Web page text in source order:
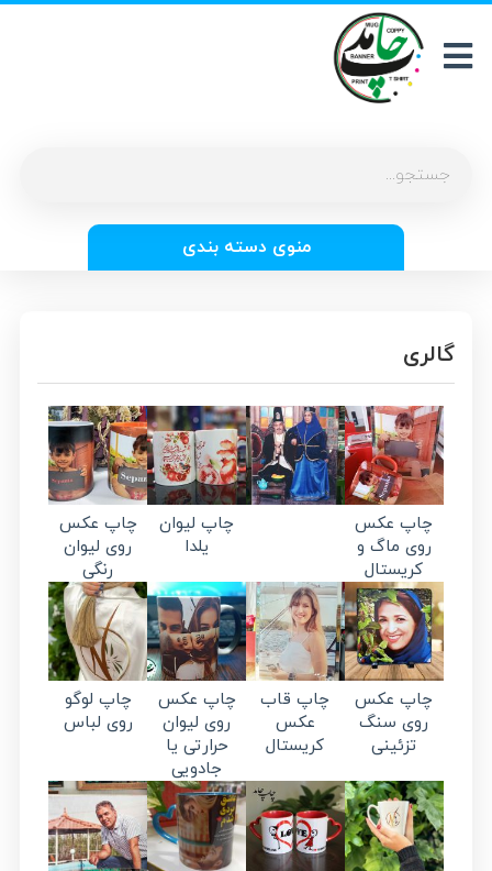
منوی دسته بندی
گالری
چاپ عکس
روی ماگ و
کریستال
چاپ لیوان
یلدا
چاپ عکس
روی لیوان
رنگی
چاپ عکس
روی سنگ
تزئینی
چاپ قاب
عکس
کریستال
چاپ عکس
روی لیوان
حرارتی یا
جادویی
چاپ لوگو
روی لباس